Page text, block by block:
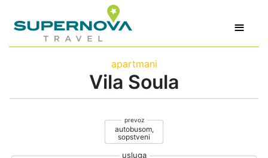
≡
apartmani
Vila Soula
autobusom,
sopstveni